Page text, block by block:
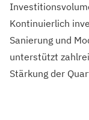
Kontinuierlich
Sanierung und
unterstützt
Stärkung der